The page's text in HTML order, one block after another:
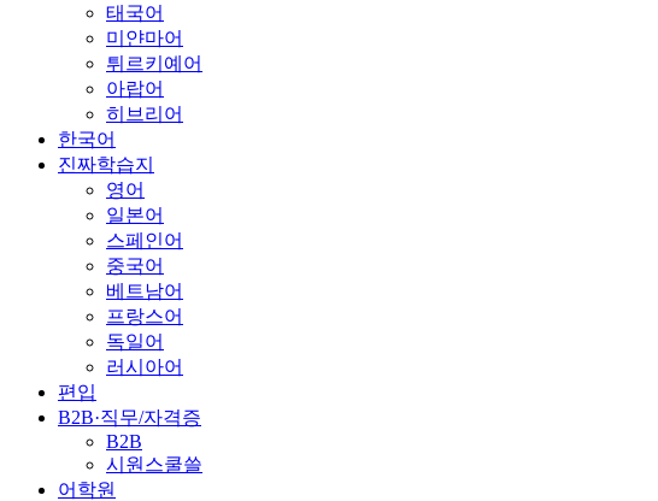
태국어
미얀마어
튀르키예어
아랍어
히브리어
한국어
진짜학습지
영어
일본어
스페인어
중국어
베트남어
프랑스어
독일어
러시아어
편입
B2B·직무/자격증
B2B
시원스쿨쓸
어학원